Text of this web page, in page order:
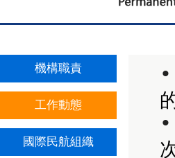
機構職責
工作動態
國際民航組織
•
•